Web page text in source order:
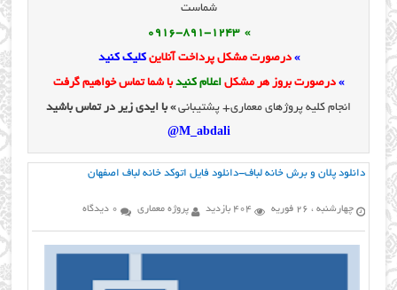
شماست
» 0916-891-1243
» درصورت مشکل پرداخت آنلاینکلیک کنید
» درصورت بروز هر مشکل اعلام کنیدبا شما تماس خواهیم گرفت
انجام کلیه پروژهای معماری+ پشتیبانی» با ایدی زیر در تماس باشید
M_abdali@
دانلود پلان و برش خانه لباف-دانلود فایل اتوکد خانه لباف اصفهان
چهارشنبه ، 26 فوریه 404 بازدید پروژه معماری 0 دیدگاه